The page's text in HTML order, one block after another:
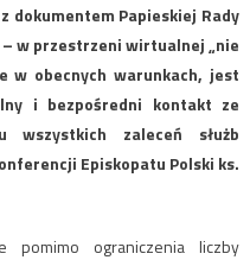
dokumentem Papieskiej Rady
– w przestrzeni wirtualnej „nie
w obecnych warunkach, jest
i bezpośredni kontakt ze
wszystkich zaleceń służb
Episkopatu Polski ks.
pomimo ograniczenia liczby